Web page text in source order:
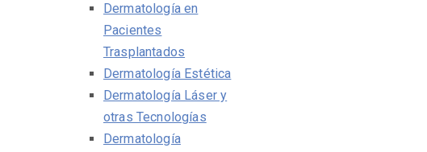
Dermatología en
Pacientes
Trasplantados
Dermatología Estética
Dermatología Láser y
otras Tecnologías
Dermatología